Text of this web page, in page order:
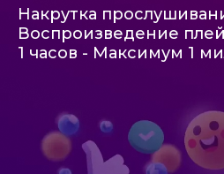
Накрутка
Воспроизведение
1 часов - Максимум 1